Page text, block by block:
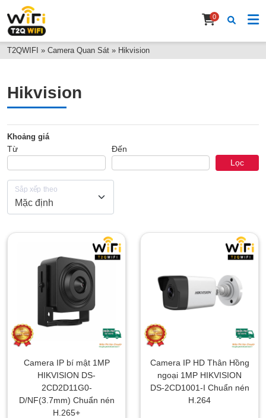
0
T2QWIFI » Camera Quan Sát » Hikvision
Hikvision
Sắp xếp theo
Camera IP bí mật 1MP
HIKVISION DS-
2CD2D11G0-
D/NF(3.7mm) Chuẩn nén
H.265+
Camera IP HD Thân Hồng
ngoại 1MP HIKVISION
DS-2CD1001-I Chuẩn nén
H.264
Khoảng giá
Từ
Đến
Lọc